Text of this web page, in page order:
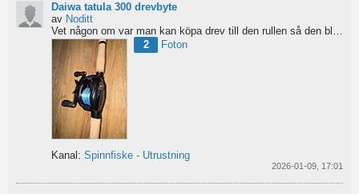
Daiwa tatula 300 drevbyte
av Noditt
Vet någon om var man kan köpa drev till den rullen så den blir lågutväxlad har en japansk 8.1 det är...
2
Foton
Kanal: Spinnfiske - Utrustning
2026-01-09, 17:01